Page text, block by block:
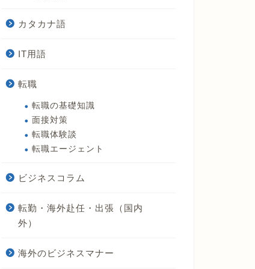
カタカナ語
IT用語
転職
転職の基礎知識
面接対策
転職体験談
転職エージェント
ビジネスコラム
転勤・海外赴任・出張（国内
外）
海外のビジネスマナー